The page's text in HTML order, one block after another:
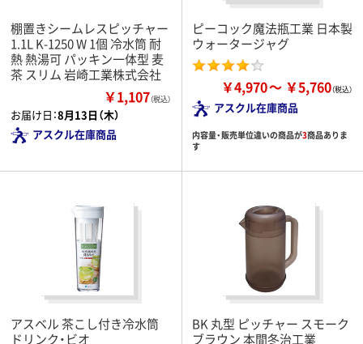
棚置きシームレスピッチャー
1.1L K-1250 W 1個 冷水筒 耐
熱 熱湯可 パッキン一体型 麦
茶 スリム 岩崎工業株式会社
￥1,107（税込）
お届け日：8月13日（木）
アスクル在庫商品
ピーコック魔法瓶工業 日本製
ウォータージャグ
￥4,970 ￥5,760
アスクル在庫商品
内容量・販売単位違いの商品が3商品ありま
す
アスベル 茶こし付き冷水筒
ドリンク・ビオ
BK 丸型 ピッチャー スモーク
ブラウン 本間冬治工業